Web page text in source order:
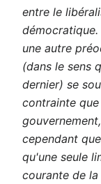
entre le
une autre
(dans le sens
dernier) se
contrainte
cependant
qu'une seule
courante de